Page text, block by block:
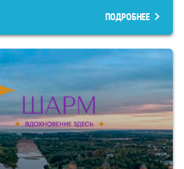
ПОДРОБНЕЕ